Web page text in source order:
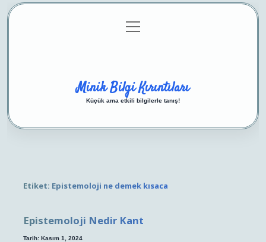
Gizlilik Politikası
menüyü
aç
Minik Bilgi Kırıntıları
Küçük ama etkili bilgilerle tanış!
Etiket: Epistemoloji ne demek kısaca
Epistemoloji Nedir Kant
Tarih: Kasım 1, 2024